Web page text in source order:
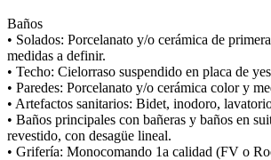
Baños
• Solados: Porcelanato y/o cerámica de
medidas a definir.
• Techo: Cielorraso suspendido en placa de
• Paredes: Porcelanato y/o cerámica color y
• Artefactos sanitarios: Bidet, inodoro,
• Baños principales con bañeras y baños en
revestido, con desagüe lineal.
• Grifería: Monocomando 1a calidad (FV o